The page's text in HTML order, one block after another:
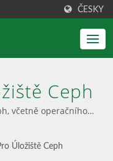
ČESKY
Ceph
včetně operačního
clusteru pomocí GUI,
Ceph a aktualizace
instalací,
Úložiště Ceph